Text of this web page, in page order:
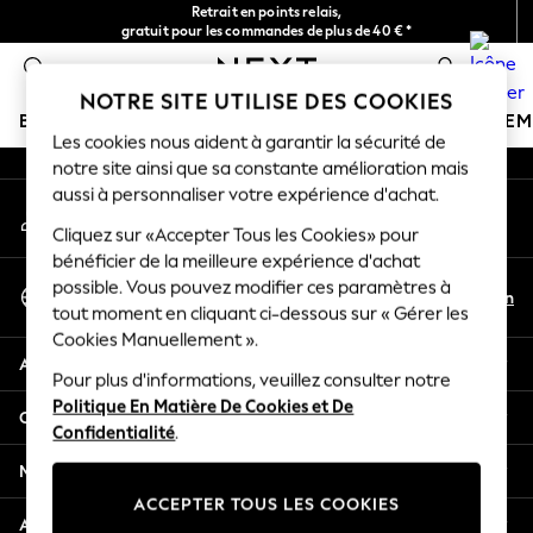
Retrait en points relais,
gratuit pour les commandes de plus de 40 € *
Livraison en 2-3 jours ouvrés*
BOUTIQUE VACANCES
HOLIDAY SHOP
Women's Holiday Shop
All Swimwear
All Beachwear
Bags & Accessories
Beach Dresses & Kaftans
Dresses
Flip Flops
Sliders
Jumpsuits & Playsuits
Linen Collection
Sandals
An error occurred on client
Nos réseaux sociaux
Mon compte
Connexion à votre compte
Sélectionnez Votre Langue
Français
En
Aide
Confidentialité et mentions légales
Ministères
Autres services
NOTRE SITE UTILISE DES COOKIES
Les cookies nous aident à garantir la sécurité de
notre site ainsi que sa constante amélioration mais
aussi à personnaliser votre expérience d'achat.
Cliquez sur «Accepter Tous les Cookies» pour
bénéficier de la meilleure expérience d'achat
possible. Vous pouvez modifier ces paramètres à
tout moment en cliquant ci-dessous sur « Gérer les
Cookies Manuellement ».
Pour plus d'informations, veuillez consulter notre
Politique En Matière De Cookies et De
Confidentialité.
ACCEPTER TOUS LES COOKIES